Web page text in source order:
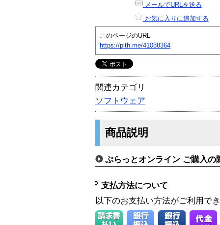
メールでURLを送る
お気に入りに追加する
このページのURL
https://plth.me/41088364
関連カテゴリ
ソフトウェア
商品説明
ぷらっとオンライン ご購入の
支払方法について
以下のお支払い方法がご利用で